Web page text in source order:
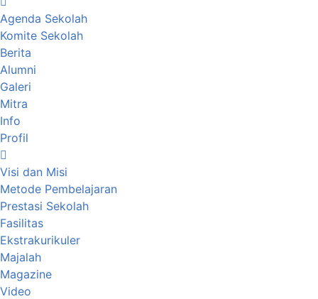
Agenda Sekolah
Komite Sekolah
Berita
Alumni
Galeri
Mitra
Info
Profil
Visi dan Misi
Metode Pembelajaran
Prestasi Sekolah
Fasilitas
Ekstrakurikuler
Majalah
Magazine
Video